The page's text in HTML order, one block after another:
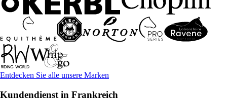
Entdecken Sie alle unsere Marken
Kundendienst in Frankreich